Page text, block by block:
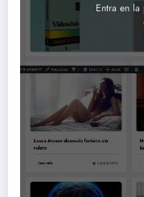
Entra en